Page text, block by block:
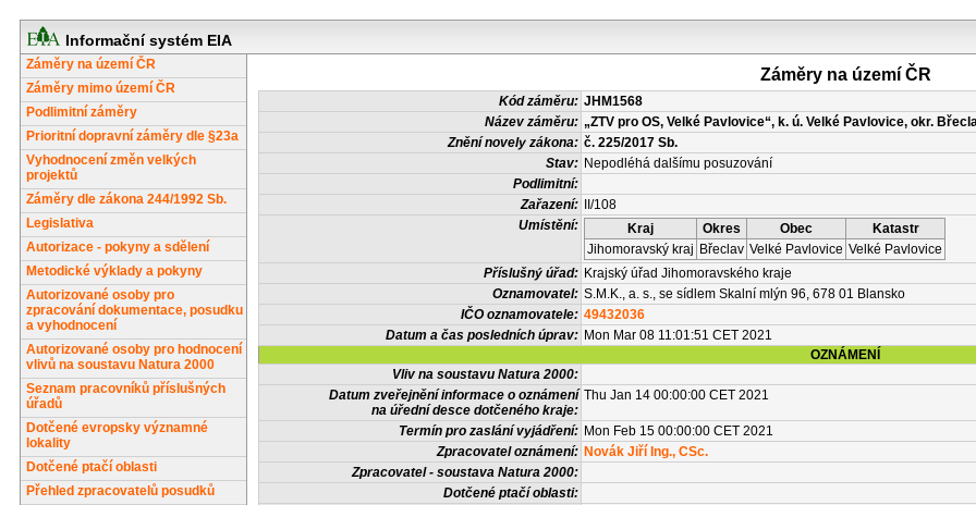
Informační systém EIA
Záměry na území ČR
Záměry mimo území ČR
Podlimitní záměry
Prioritní dopravní záměry dle §23a
Vyhodnocení změn velkých
projektů
Záměry dle zákona 244/1992 Sb.
Legislativa
Autorizace - pokyny a sdělení
Metodické výklady a pokyny
Autorizované osoby pro
zpracování dokumentace, posudku
a vyhodnocení
Autorizované osoby pro hodnocení
vlivů na soustavu Natura 2000
Seznam pracovníků příslušných
úřadů
Dotčené evropsky významné
lokality
Dotčené ptačí oblasti
Přehled zpracovatelů posudků
Záměry na území ČR
Kód záměru: JHM1568
Název záměru: „ZTV pro OS, Velké Pavlovice“, k. ú. Velké Pavlovice, okr.
Znění novely zákona: č. 225/2017 Sb.
Stav: Nepodléhá dalšímu posuzování
Podlimitní:
Zařazení:
II/108
Umístění:
Kraj Okres Obec
Katastr
Jihomoravský kraj Břeclav Velké Pavlovice Velké Pavlovice
Příslušný úřad: Krajský úřad Jihomoravského kraje
Oznamovatel: S.M.K., a. s., se sídlem Skalní mlýn 96, 678 01 Blansko
IČO oznamovatele: 49432036
Datum a čas posledních úprav: Mon Mar 08 11:01:51 CET 2021
OZNÁMENÍ
Vliv na soustavu Natura 2000:
Datum zveřejnění informace o oznámení
na úřední desce dotčeného kraje:
Thu Jan 14 00:00:00 CET 2021
Termín pro zaslání vyjádření: Mon Feb 15 00:00:00 CET 2021
Zpracovatel oznámení: Novák Jiří Ing., CSc.
Zpracovatel - soustava Natura 2000:
Dotčené ptačí oblasti: